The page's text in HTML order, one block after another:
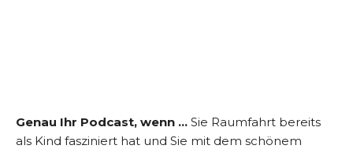
Genau Ihr Podcast, wenn … Sie Raumfahrt bereits
als Kind fasziniert hat und Sie mit dem schönem